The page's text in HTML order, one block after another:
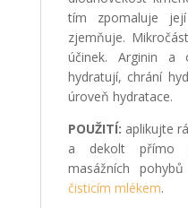
tím zpomaluje
zjemňuje.
účinek. Arginin a
hydratují, chrání
úroveň hydratace.
POUŽITÍ: aplikujte
a dekolt přímo
masážních
čisticím mlékem.